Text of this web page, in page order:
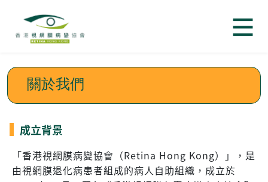
關於我們
成立背景
「香港視網膜病變協會（Retina Hong Kong）」，是
由視網膜退化病患者組成的病人自助組織，成立於